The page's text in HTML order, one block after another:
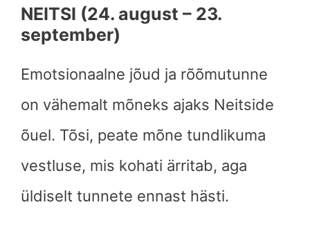
NEITSI (24. august – 23.
september)
Emotsionaalne jõud ja rõõmutunne
on vähemalt mõneks ajaks Neitside
õuel. Tõsi, peate mõne tundlikuma
vestluse, mis kohati ärritab, aga
üldiselt tunnete ennast hästi.